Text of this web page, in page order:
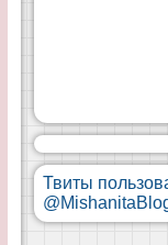
Твиты